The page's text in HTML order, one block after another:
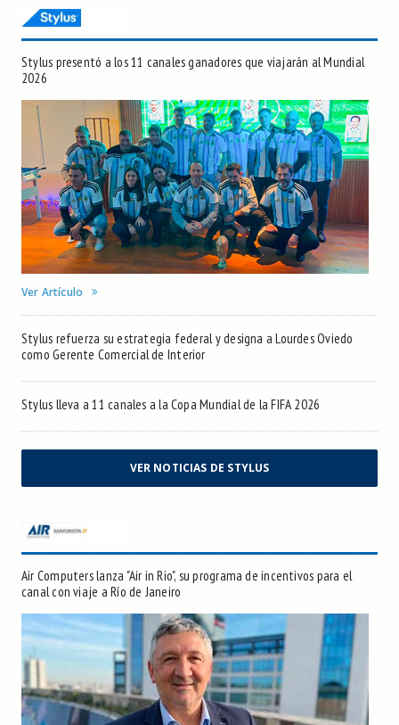
Stylus presentó a los 11 canales ganadores que viajarán al Mundial
2026
Ver Artículo
Stylus refuerza su estrategia federal y designa a Lourdes Oviedo
como Gerente Comercial de Interior
Stylus lleva a 11 canales a la Copa Mundial de la FIFA 2026
VER NOTICIAS DE STYLUS
Air Computers lanza "Air in Rio", su programa de incentivos para el
canal con viaje a Río de Janeiro